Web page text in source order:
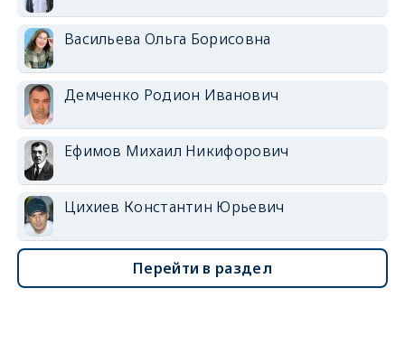
Васильева Ольга Борисовна
Демченко Родион Иванович
Ефимов Михаил Никифорович
Цихиев Константин Юрьевич
Перейти в раздел